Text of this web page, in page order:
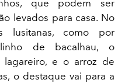
que podem ser
levados para casa. No
lusitanas, como por
de bacalhau, o
lagareiro, e o arroz de
o destaque vai para a